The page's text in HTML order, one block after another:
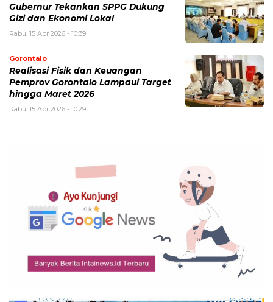
Gubernur Tekankan SPPG Dukung
Gizi dan Ekonomi Lokal
Rabu, 15 Apr 2026 - 10:39
Gorontalo
Realisasi Fisik dan Keuangan
Pemprov Gorontalo Lampaui Target
hingga Maret 2026
Rabu, 15 Apr 2026 - 10:29